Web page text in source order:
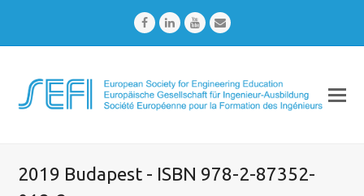
FacebookLinkedInYoutubeEmail
2019 Budapest - ISBN 978-2-87352-